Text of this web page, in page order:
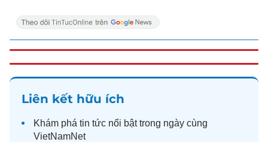
Liên kết hữu ích
Khám phá tin tức nổi bật trong ngày cùng
VietNamNet